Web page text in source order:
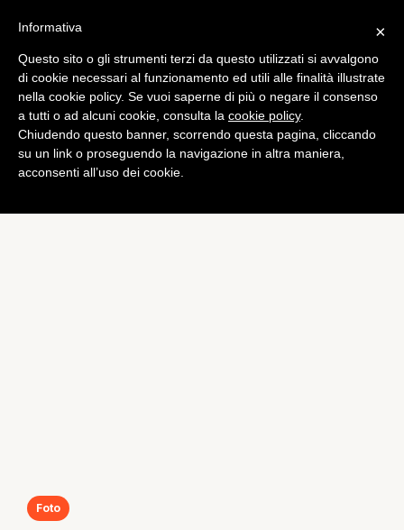
Foto
×
Informativa
Questo sito o gli strumenti terzi da questo utilizzati si avvalgono
di cookie necessari al funzionamento ed utili alle finalità illustrate
nella cookie policy. Se vuoi saperne di più o negare il consenso
a tutti o ad alcuni cookie, consulta la cookie policy.
Chiudendo questo banner, scorrendo questa pagina, cliccando
su un link o proseguendo la navigazione in altra maniera,
acconsenti all’uso dei cookie.